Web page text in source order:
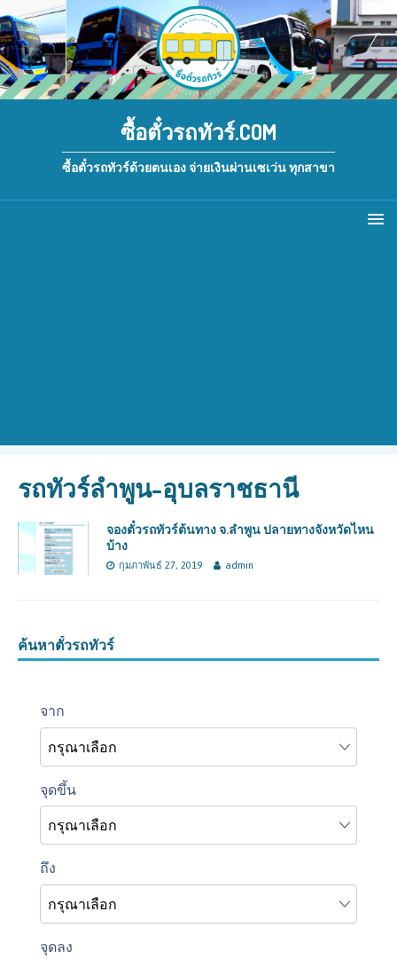
ซื้อตั๋วรถทัวร์.COM
ซื้อตั๋วรถทัวร์ด้วยตนเอง จ่ายเงินผ่านเซเว่น ทุกสาขา
รถทัวร์ลำพูน-อุบลราชธานี
จองตั๋วรถทัวร์ต้นทาง จ.ลำพูน ปลายทางจังหวัดไหน
บ้าง
กุมภาพันธ์ 27, 2019 admin
ค้นหาตั๋วรถทัวร์